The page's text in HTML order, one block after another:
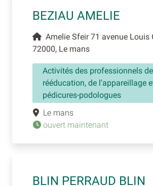
BEZIAU AMELIE
Amelie Sfeir 71 avenue Louis
72000, Le mans
Activités des professionnels
rééducation, de l'appareillage
pédicures-podologues
Le mans
ouvert maintenant
BLIN PERRAUD BLIN